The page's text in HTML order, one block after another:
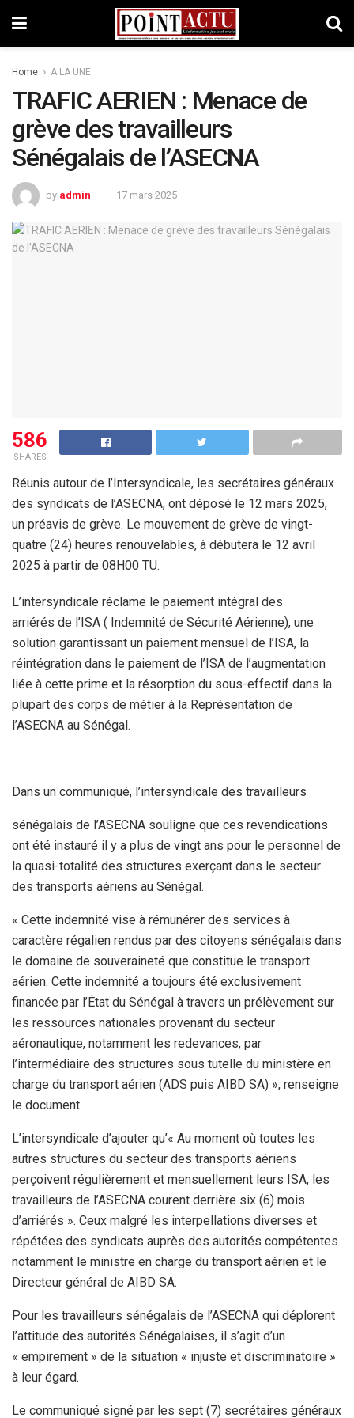
Home A LA UNE
TRAFIC AERIEN : Menace de
grève des travailleurs
Sénégalais de l’ASECNA
by admin 17 mars 2025
586
SHARES
Réunis autour de l’Intersyndicale, les secrétaires généraux
des syndicats de l’ASECNA, ont déposé le 12 mars 2025,
un préavis de grève. Le mouvement de grève de vingt-
quatre (24) heures renouvelables, à débutera le 12 avril
2025 à partir de 08H00 TU.
L’intersyndicale réclame le paiement intégral des
arriérés de l’ISA ( Indemnité de Sécurité Aérienne), une
solution garantissant un paiement mensuel de l’ISA, la
réintégration dans le paiement de l’ISA de l’augmentation
liée à cette prime et la résorption du sous-effectif dans la
plupart des corps de métier à la Représentation de
l’ASECNA au Sénégal.
Dans un communiqué, l’intersyndicale des travailleurs
sénégalais de l’ASECNA souligne que ces revendications
ont été instauré il y a plus de vingt ans pour le personnel de
la quasi-totalité des structures exerçant dans le secteur
des transports aériens au Sénégal.
« Cette indemnité vise à rémunérer des services à
caractère régalien rendus par des citoyens sénégalais dans
le domaine de souveraineté que constitue le transport
aérien. Cette indemnité a toujours été exclusivement
financée par l’État du Sénégal à travers un prélèvement sur
les ressources nationales provenant du secteur
aéronautique, notamment les redevances, par
l’intermédiaire des structures sous tutelle du ministère en
charge du transport aérien (ADS puis AIBD SA) », renseigne
le document.
L’intersyndicale d’ajouter qu’« Au moment où toutes les
autres structures du secteur des transports aériens
perçoivent régulièrement et mensuellement leurs ISA, les
travailleurs de l’ASECNA courent derrière six (6) mois
d’arriérés ». Ceux malgré les interpellations diverses et
répétées des syndicats auprès des autorités compétentes
notamment le ministre en charge du transport aérien et le
Directeur général de AIBD SA.
Pour les travailleurs sénégalais de l’ASECNA qui déplorent
l’attitude des autorités Sénégalaises, il s’agit d’un
« empirement » de la situation « injuste et discriminatoire »
à leur égard.
Le communiqué signé par les sept (7) secrétaires généraux